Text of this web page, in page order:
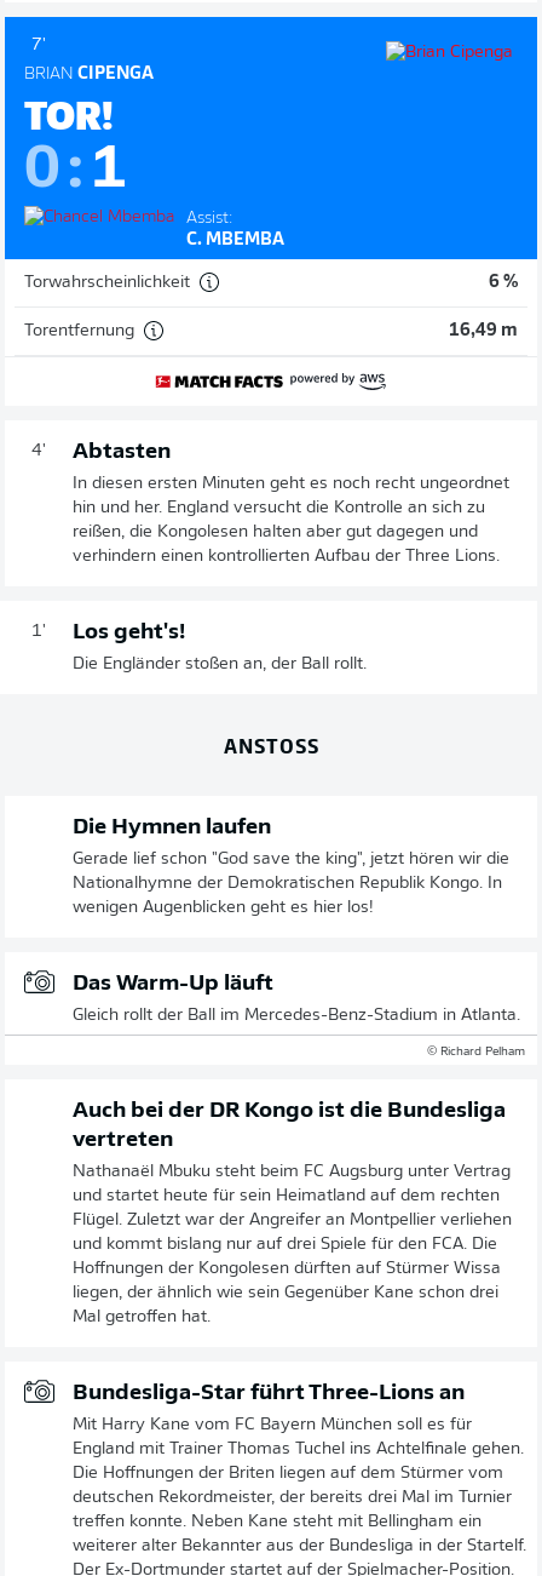
7'
BRIAN CIPENGA
TOR!
0: 1
Assist:
C. MBEMBA
Torwahrscheinlichkeit 6 %
Torentfernung 16,49 m
4' Abtasten
In diesen ersten Minuten geht es noch recht ungeordnet
hin und her. England versucht die Kontrolle an sich zu
reißen, die Kongolesen halten aber gut dagegen und
verhindern einen kontrollierten Aufbau der Three Lions.
1' Los geht's!
Die Engländer stoßen an, der Ball rollt.
ANSTOSS
Die Hymnen laufen
Gerade lief schon "God save the king", jetzt hören wir die
Nationalhymne der Demokratischen Republik Kongo. In
wenigen Augenblicken geht es hier los!
Das Warm-Up läuft
Gleich rollt der Ball im Mercedes-Benz-Stadium in Atlanta.
© Richard Pelham
Auch bei der DR Kongo ist die Bundesliga
vertreten
Nathanaël Mbuku steht beim FC Augsburg unter Vertrag
und startet heute für sein Heimatland auf dem rechten
Flügel. Zuletzt war der Angreifer an Montpellier verliehen
und kommt bislang nur auf drei Spiele für den FCA. Die
Hoffnungen der Kongolesen dürften auf Stürmer Wissa
liegen, der ähnlich wie sein Gegenüber Kane schon drei
Mal getroffen hat.
Bundesliga-Star führt Three-Lions an
Mit Harry Kane vom FC Bayern München soll es für
England mit Trainer Thomas Tuchel ins Achtelfinale gehen.
Die Hoffnungen der Briten liegen auf dem Stürmer vom
deutschen Rekordmeister, der bereits drei Mal im Turnier
treffen konnte. Neben Kane steht mit Bellingham ein
weiterer alter Bekannter aus der Bundesliga in der Startelf.
Der Ex-Dortmunder startet auf der Spielmacher-Position.